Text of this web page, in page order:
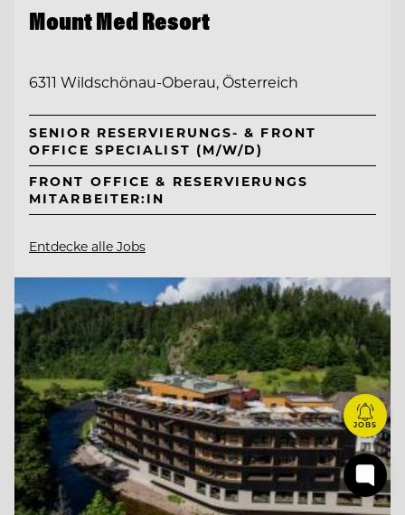
Mount Med Resort
6311 Wildschönau-Oberau, Österreich
SENIOR RESERVIERUNGS- & FRONT
OFFICE SPECIALIST (M/W/D)
FRONT OFFICE & RESERVIERUNGS
MITARBEITER:IN
Entdecke alle Jobs
JOBS